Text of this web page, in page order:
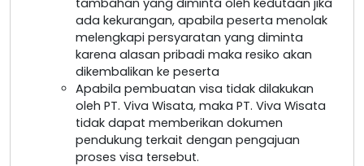
ada kekurangan, apabila peserta menolak
melengkapi persyaratan yang diminta
karena alasan pribadi maka resiko akan
dikembalikan ke peserta
Apabila pembuatan visa tidak dilakukan
oleh PT. Viva Wisata, maka PT. Viva Wisata
tidak dapat memberikan dokumen
pendukung terkait dengan pengajuan
proses visa tersebut.